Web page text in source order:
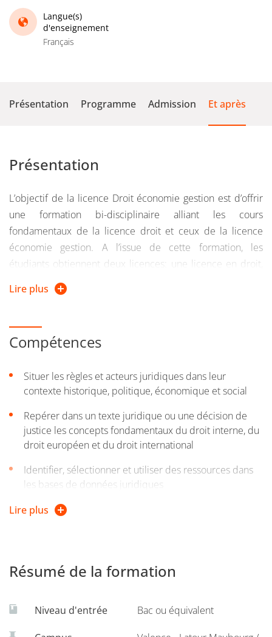
Langue(s)
d'enseignement
Français
Présentation Programme Admission Et après
Présentation
L’objectif de la licence Droit économie gestion est d’offrir
une formation bi-disciplinaire alliant les cours
fondamentaux de la licence droit et ceux de la licence
économie gestion. A l’issue de cette formation, les
étudiants obtiennent deux licences: une licence en droit,
délivrée par la Faculté de droit; une licence économie
gestion, délivrée par la Faculté d’économie.
Les étudiants inscrits dans cette double licence acquièrent
les compétences spécialisées relatives au fonctionnement
juridique.
Lire plus
Compétences
Situer les règles et acteurs juridiques dans leur
contexte historique, politique, économique et social
Repérer dans un texte juridique ou une décision de
justice les concepts fondamentaux du droit interne, du
droit européen et du droit international
Identifier, sélectionner et utiliser des ressources dans
les bases de données juridiques
Analyser un texte juridique en identifiant sa source, sa
règles de droit applicables, la qualification juridique
des faits, la procédure, le type de recours ainsi que son
Identifier les modes de règlement juridictionnels ou
non juridictionnels des litiges
Lire plus
Résumé de la formation
Niveau d'entrée Bac ou équivalent